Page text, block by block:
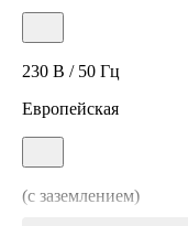
230 В / 50 Гц
Европейская
(с заземлением)